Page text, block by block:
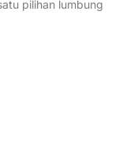
pilihan lumbung